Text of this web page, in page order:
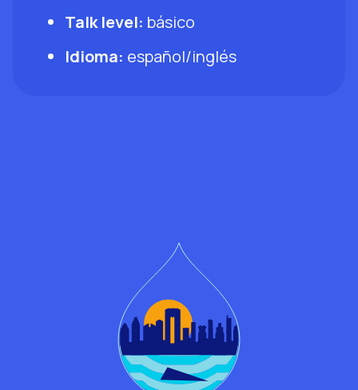
Talk level: básico
Idioma: español/inglés